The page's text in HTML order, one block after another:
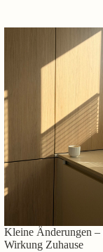
Kleine Änderungen –
Wirkung Zuhause